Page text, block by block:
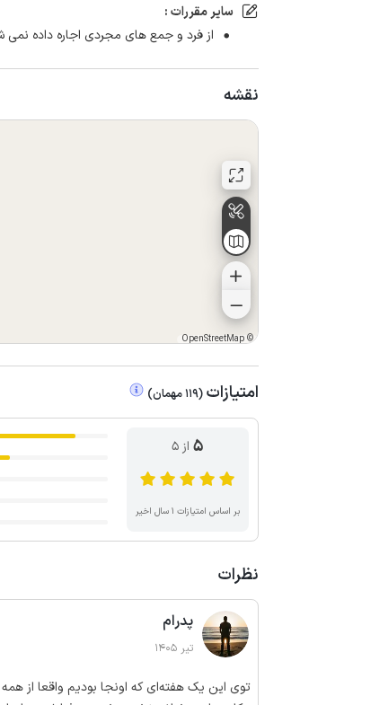
سایر مقررات :
از فرد و جمع های مجردی اجاره داده نمی
نقشه
©
OpenStreetMap
امتیازات (
119 مهمان)
5 از ۵
بر اساس امتیازات ۱ سال اخیر
نظرات
پدرام
تیر 1405
توی این یک هفته‌ای که اونجا بودیم واقعا از